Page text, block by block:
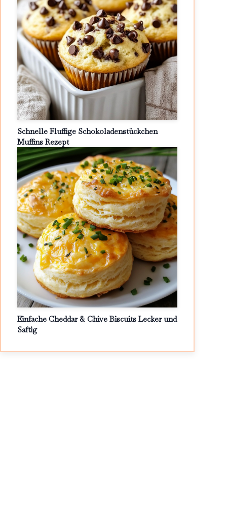
Schnelle Fluffige Schokoladenstückchen
Muffins Rezept
Einfache Cheddar & Chive Biscuits Lecker und
Saftig